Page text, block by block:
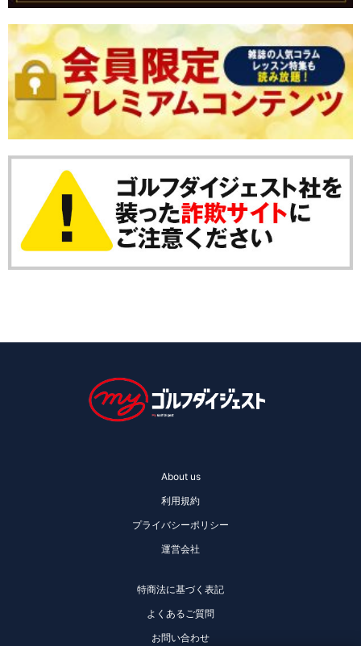
About us
利用規約
プライバシーポリシー
運営会社
特商法に基づく表記
よくあるご質問
お問い合わせ